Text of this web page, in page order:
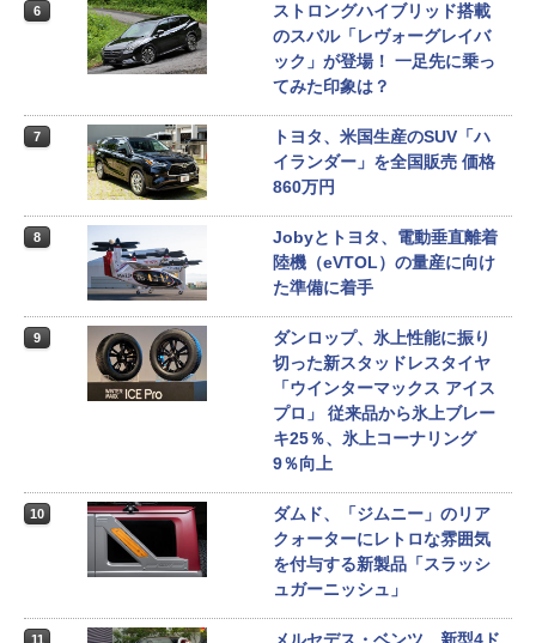
6
ストロングハイブリッド搭載
のスバル「レヴォーグレイバ
ック」が登場！ 一足先に乗っ
てみた印象は？
7
トヨタ、米国生産のSUV「ハ
イランダー」を全国販売 価格
860万円
8
Jobyとトヨタ、電動垂直離着
陸機（eVTOL）の量産に向け
た準備に着手
9
ダンロップ、氷上性能に振り
切った新スタッドレスタイヤ
「ウインターマックス アイス
プロ」 従来品から氷上ブレー
キ25％、氷上コーナリング
9％向上
10
ダムド、「ジムニー」のリア
クォーターにレトロな雰囲気
を付与する新製品「スラッシ
ュガーニッシュ」
11